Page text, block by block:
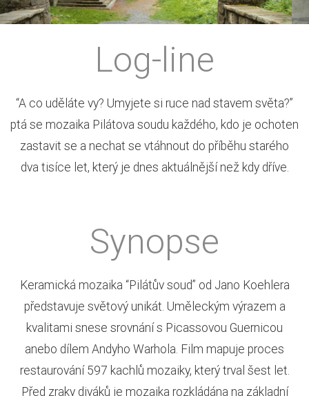
Log-line
“A co uděláte vy? Umyjete si ruce nad stavem světa?”
ptá se mozaika Pilátova soudu každého, kdo je ochoten
zastavit se a nechat se vtáhnout do příběhu starého
dva tisíce let, který je dnes aktuálnější než kdy dříve.
Synopse
Keramická mozaika “Pilátův soud” od Jano Koehlera
představuje světový unikát. Uměleckým výrazem a
kvalitami snese srovnání s Picassovou Guernicou
anebo dílem Andyho Warhola. Film mapuje proces
restaurování 597 kachlů mozaiky, který trval šest let.
Před zraky diváků je mozaika rozkládána na základní